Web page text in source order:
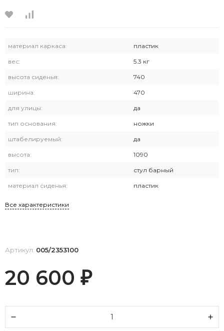
материал каркаса: пластик
вес: 5.3 кг
высота сиденья: 740
ширина: 470
для улицы: да
тип основания: ножки
штабелируемый: да
высота: 1090
тип: стул барный
материал сиденья: пластик
Все характеристики
Артикул: 005/2353100
20 600 ₽